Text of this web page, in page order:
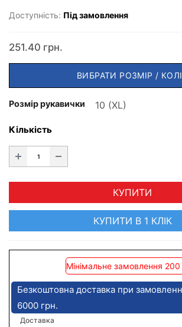
Доступність: Під замовлення
251.40 грн.
ВИБРАТИ РОЗМІР /
Розмір рукавички
Кількість
КУПИТИ
КУПИТИ В 1 КЛІК
Мінімальне замовлення 200
Безкоштовна доставка при
6000 грн.
Доставка